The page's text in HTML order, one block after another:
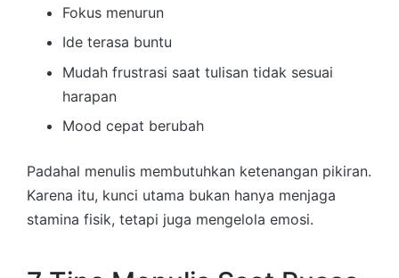
Fokus menurun
Ide terasa buntu
Mudah frustrasi saat tulisan tidak sesuai
harapan
Mood cepat berubah
Padahal menulis membutuhkan ketenangan pikiran.
Karena itu, kunci utama bukan hanya menjaga
stamina fisik, tetapi juga mengelola emosi.